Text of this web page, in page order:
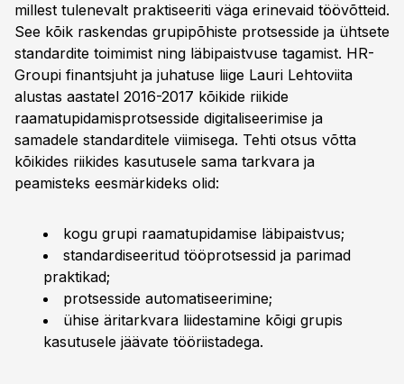
millest tulenevalt praktiseeriti väga erinevaid töövõtteid.
See kõik raskendas grupipõhiste protsesside ja ühtsete
standardite toimimist ning läbipaistvuse tagamist. HR-
Groupi finantsjuht ja juhatuse liige Lauri Lehtoviita
alustas aastatel 2016-2017 kõikide riikide
raamatupidamisprotsesside digitaliseerimise ja
samadele standarditele viimisega. Tehti otsus võtta
kõikides riikides kasutusele sama tarkvara ja
peamisteks eesmärkideks olid:
kogu grupi raamatupidamise läbipaistvus;
standardiseeritud tööprotsessid ja parimad
praktikad;
protsesside automatiseerimine;
ühise äritarkvara liidestamine kõigi grupis
kasutusele jäävate tööriistadega.